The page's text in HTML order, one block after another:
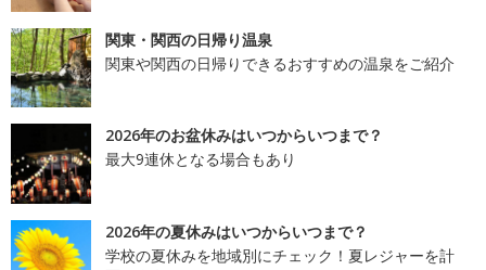
関東・関西の日帰り温泉
関東や関西の日帰りできるおすすめの温泉をご紹介
2026年のお盆休みはいつからいつまで？
最大9連休となる場合もあり
2026年の夏休みはいつからいつまで？
学校の夏休みを地域別にチェック！夏レジャーを計